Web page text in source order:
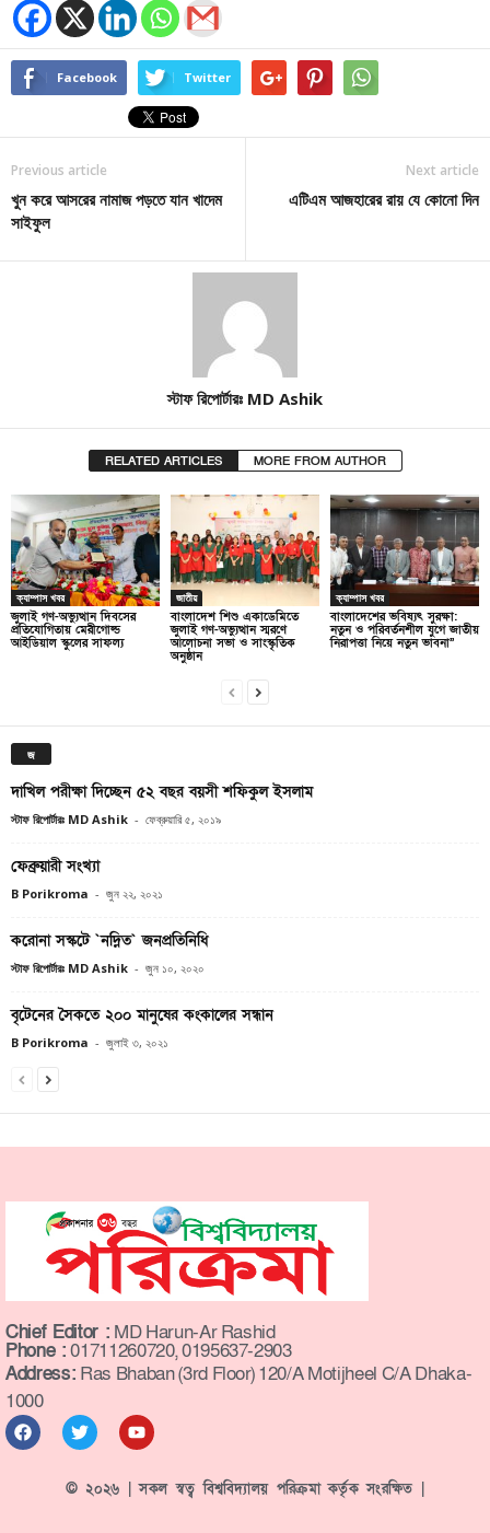
Facebook Twitter
Previous article
খুন করে আসরের নামাজ পড়তে যান খাদেম
সাইফুল
Next article
এটিএম আজহারের রায় যে কোনো দিন
স্টাফ রিপোর্টারঃ MD Ashik
RELATED ARTICLES MORE FROM AUTHOR
ক্যাম্পাস খবর
জুলাই গণ-অভ্যুত্থান দিবসের
প্রতিযোগিতায় মেরীগোল্ড
আইডিয়াল স্কুলের সাফল্য
জাতীয়
বাংলাদেশ শিশু একাডেমিতে
জুলাই গণ-অভ্যুত্থান স্মরণে
আলোচনা সভা ও সাংস্কৃতিক
অনুষ্ঠান
ক্যাম্পাস খবর
বাংলাদেশের ভবিষ্যৎ সুরক্ষা:
নতুন ও পরিবর্তনশীল যুগে জাতীয়
নিরাপত্তা নিয়ে নতুন ভাবনা”
জ
দাখিল পরীক্ষা দিচ্ছেন ৫২ বছর বয়সী শফিকুল ইসলাম
স্টাফ রিপোর্টারঃ MD Ashik - ফেব্রুয়ারি ৫, ২০১৯
ফেব্রুয়ারী সংখ্যা
B Porikroma - জুন ২২, ২০২১
করোনা সস্কটে `নদ্নিত` জনপ্রতিনিধি
স্টাফ রিপোর্টারঃ MD Ashik - জুন ১০, ২০২০
বৃটেনের সৈকতে ২০০ মানুষের কংকালের সন্ধান
B Porikroma - জুলাই ৩, ২০২১
Chief Editor : MD Harun-Ar Rashid
Phone :01711260720, 0195637-2903
Address: Ras Bhaban (3rd Floor) 120/A Motijheel C/A Dhaka-
1000
© ২০২৬ | সকল স্বত্ব বিশ্ববিদ্যালয় পরিক্রমা কর্তৃক সংরক্ষিত |